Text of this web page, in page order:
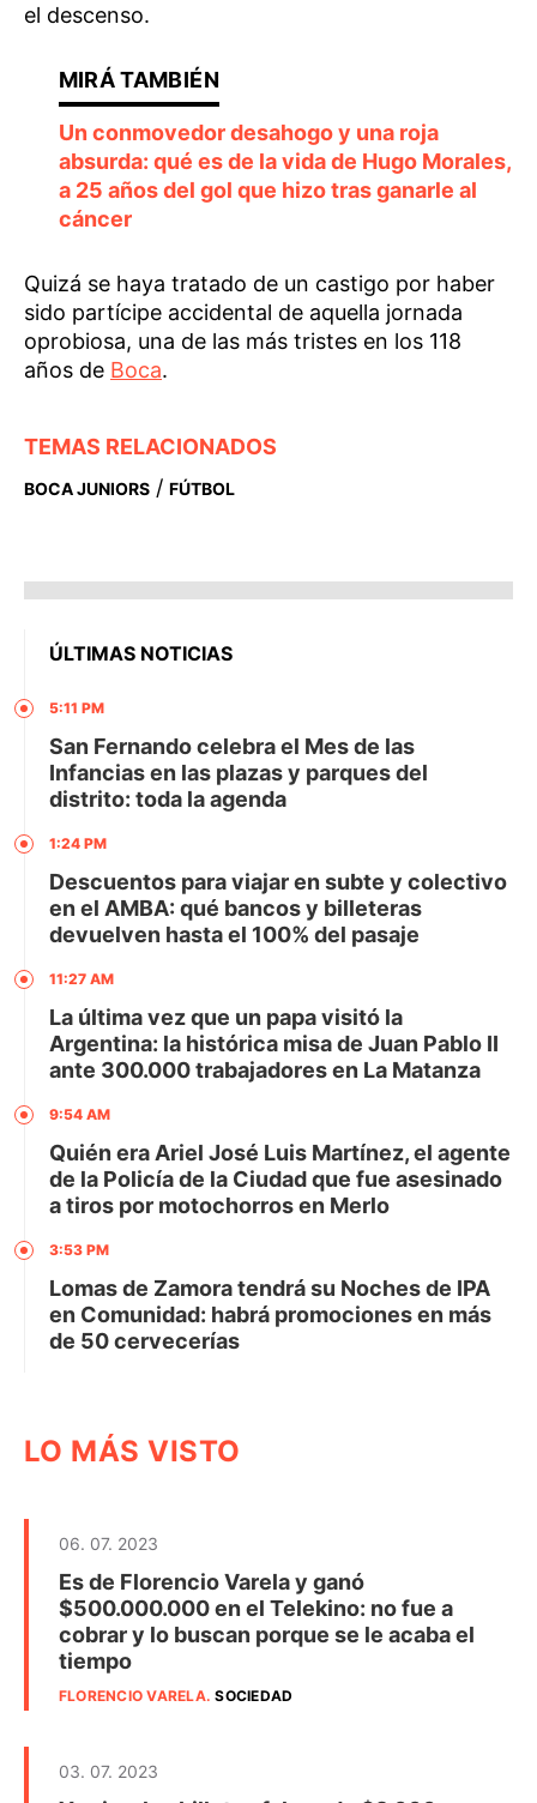
el descenso.
Un conmovedor desahogo y una roja
absurda: qué es de la vida de Hugo Morales,
a 25 años del gol que hizo tras ganarle al
cáncer
Quizá se haya tratado de un castigo por haber
sido partícipe accidental de aquella jornada
oprobiosa, una de las más tristes en los 118
años de Boca.
TEMAS RELACIONADOS
BOCA JUNIORS / FÚTBOL
ÚLTIMAS NOTICIAS
5:11 PM
San Fernando celebra el Mes de las
Infancias en las plazas y parques del
distrito: toda la agenda
1:24 PM
Descuentos para viajar en subte y colectivo
en el AMBA: qué bancos y billeteras
devuelven hasta el 100% del pasaje
11:27 AM
La última vez que un papa visitó la
Argentina: la histórica misa de Juan Pablo II
ante 300.000 trabajadores en La Matanza
9:54 AM
Quién era Ariel José Luis Martínez, el agente
de la Policía de la Ciudad que fue asesinado
a tiros por motochorros en Merlo
3:53 PM
Lomas de Zamora tendrá su Noches de IPA
en Comunidad: habrá promociones en más
de 50 cervecerías
LO MÁS VISTO
06. 07. 2023
Es de Florencio Varela y ganó
$500.000.000 en el Telekino: no fue a
cobrar y lo buscan porque se le acaba el
tiempo
FLORENCIO VARELA.SOCIEDAD
03. 07. 2023